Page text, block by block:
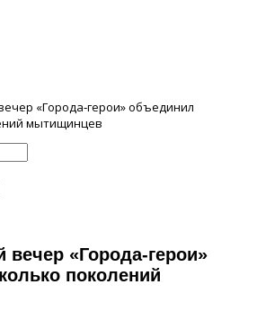
«Города‑герои» объединил
мытищинцев
вечер «Города‑герои»
поколений